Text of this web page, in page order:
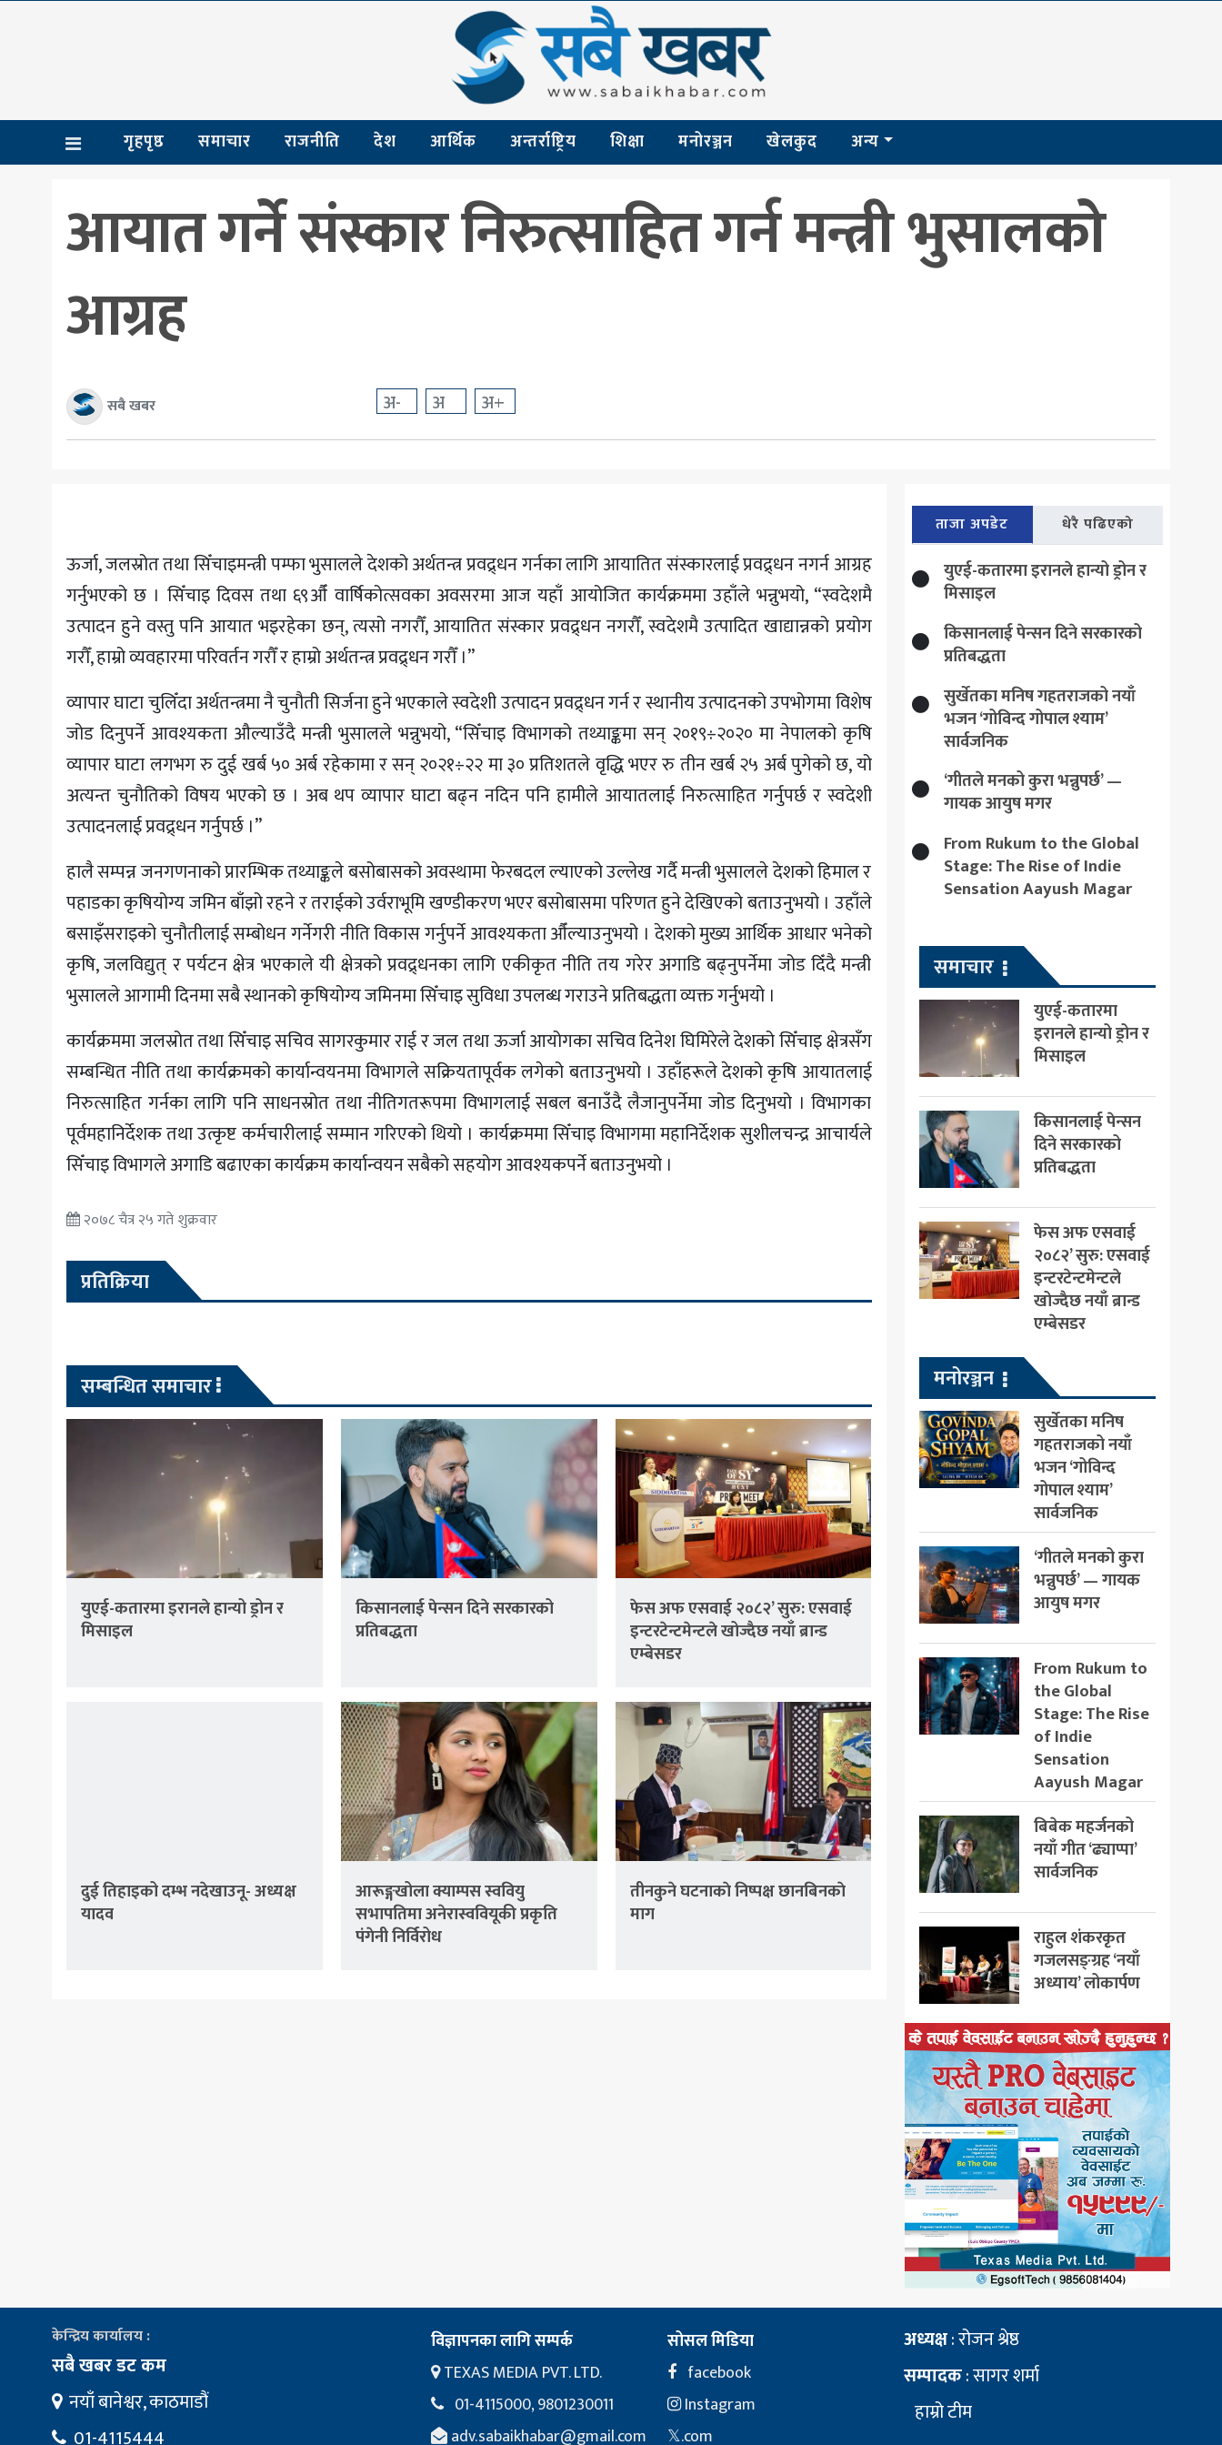
राजनीति
अन्तर्राष्ट्रिय
मनोरञ्जन
गृहपृष्ठ समाचार राजनीति देश आर्थिक अन्तर्राष्ट्रिय शिक्षा मनोरञ्जन खेलकुद अन्य
आयात गर्ने संस्कार निरुत्साहित गर्न मन्त्री भुसालको
आग्रह
सबै खबर अ- अ अ+
ऊर्जा, जलस्रोत तथा सिँचाइमन्त्री पम्फा भुसालले देशको अर्थतन्त्र प्रवद्र्धन गर्नका लागि आयातित संस्कारलाई प्रवद्र्धन नगर्न आग्रह
गर्नुभएको छ । सिँचाइ दिवस तथा ६९औँ वार्षिकोत्सवका अवसरमा आज यहाँ आयोजित कार्यक्रममा उहाँले भन्नुभयो, “स्वदेशमै
उत्पादन हुने वस्तु पनि आयात भइरहेका छन्, त्यसो नगरौँ, आयातित संस्कार प्रवद्र्धन नगरौँ, स्वदेशमै उत्पादित खाद्यान्नको प्रयोग
गरौँ, हाम्रो व्यवहारमा परिवर्तन गरौँ र हाम्रो अर्थतन्त्र प्रवद्र्धन गरौँ ।”
व्यापार घाटा चुलिँदा अर्थतन्त्रमा नै चुनौती सिर्जना हुने भएकाले स्वदेशी उत्पादन प्रवद्र्धन गर्न र स्थानीय उत्पादनको उपभोगमा विशेष
जोड दिनुपर्ने आवश्यकता औल्याउँदै मन्त्री भुसालले भन्नुभयो, “सिँचाइ विभागको तथ्याङ्कमा सन् २०१९÷२०२० मा नेपालको कृषि
व्यापार घाटा लगभग रु दुई खर्ब ५० अर्ब रहेकामा र सन् २०२१÷२२ मा ३० प्रतिशतले वृद्धि भएर रु तीन खर्ब २५ अर्ब पुगेको छ, यो
अत्यन्त चुनौतिको विषय भएको छ । अब थप व्यापार घाटा बढ्न नदिन पनि हामीले आयातलाई निरुत्साहित गर्नुपर्छ र स्वदेशी
उत्पादनलाई प्रवद्र्धन गर्नुपर्छ ।”
हालै सम्पन्न जनगणनाको प्रारम्भिक तथ्याङ्कले बसोबासको अवस्थामा फेरबदल ल्याएको उल्लेख गर्दै मन्त्री भुसालले देशको हिमाल र
पहाडका कृषियोग्य जमिन बाँझो रहने र तराईको उर्वराभूमि खण्डीकरण भएर बसोबासमा परिणत हुने देखिएको बताउनुभयो । उहाँले
बसाइँसराइको चुनौतीलाई सम्बोधन गर्नेगरी नीति विकास गर्नुपर्ने आवश्यकता औँल्याउनुभयो । देशको मुख्य आर्थिक आधार भनेको
कृषि, जलविद्युत् र पर्यटन क्षेत्र भएकाले यी क्षेत्रको प्रवद्र्धनका लागि एकीकृत नीति तय गरेर अगाडि बढ्नुपर्नेमा जोड दिँदै मन्त्री
भुसालले आगामी दिनमा सबै स्थानको कृषियोग्य जमिनमा सिँचाइ सुविधा उपलब्ध गराउने प्रतिबद्धता व्यक्त गर्नुभयो ।
कार्यक्रममा जलस्रोत तथा सिँचाइ सचिव सागरकुमार राई र जल तथा ऊर्जा आयोगका सचिव दिनेश घिमिरेले देशको सिँचाइ क्षेत्रसँग
सम्बन्धित नीति तथा कार्यक्रमको कार्यान्वयनमा विभागले सक्रियतापूर्वक लगेको बताउनुभयो । उहाँहरूले देशको कृषि आयातलाई
निरुत्साहित गर्नका लागि पनि साधनस्रोत तथा नीतिगतरूपमा विभागलाई सबल बनाउँदै लैजानुपर्नेमा जोड दिनुभयो । विभागका
पूर्वमहानिर्देशक तथा उत्कृष्ट कर्मचारीलाई सम्मान गरिएको थियो । कार्यक्रममा सिँचाइ विभागमा महानिर्देशक सुशीलचन्द्र आचार्यले
सिँचाइ विभागले अगाडि बढाएका कार्यक्रम कार्यान्वयन सबैको सहयोग आवश्यकपर्ने बताउनुभयो ।
२०७८ चैत्र २५ गते शुक्रवार
प्रतिक्रिया
सम्बन्धित समाचार
युएई-कतारमा इरानले हान्यो ड्रोन र
मिसाइल
किसानलाई पेन्सन दिने सरकारको
प्रतिबद्धता
फेस अफ एसवाई २०८२’ सुरु: एसवाई
इन्टरटेन्टमेन्टले खोज्दैछ नयाँ ब्रान्ड
एम्बेसडर
दुई तिहाइको दम्भ नदेखाउनू- अध्यक्ष
यादव
आरूङ्गखोला क्याम्पस स्ववियु
सभापतिमा अनेरास्ववियूकी प्रकृति
पंगेनी निर्विरोध
तीनकुने घटनाकाे निष्पक्ष छानबिनकाे
माग
ताजा अपडेट धेरै पढिएको
युएई-कतारमा इरानले हान्यो ड्रोन र
मिसाइल
किसानलाई पेन्सन दिने सरकारको
प्रतिबद्धता
सुर्खेतका मनिष गहतराजको नयाँ
भजन ‘गोविन्द गोपाल श्याम’
सार्वजनिक
‘गीतले मनको कुरा भन्नुपर्छ’ —
गायक आयुष मगर
From Rukum to the Global
Stage: The Rise of Indie
Sensation Aayush Magar
समाचार
युएई-कतारमा
इरानले हान्यो ड्रोन र
मिसाइल
किसानलाई पेन्सन
दिने सरकारको
प्रतिबद्धता
फेस अफ एसवाई
२०८२’ सुरु: एसवाई
इन्टरटेन्टमेन्टले
खोज्दैछ नयाँ ब्रान्ड
एम्बेसडर
मनोरञ्जन
सुर्खेतका मनिष
गहतराजको नयाँ
भजन ‘गोविन्द
गोपाल श्याम’
सार्वजनिक
‘गीतले मनको कुरा
भन्नुपर्छ’ — गायक
आयुष मगर
From Rukum to
the Global
Stage: The Rise
of Indie
Sensation
Aayush Magar
बिबेक महर्जनको
नयाँ गीत ‘ढ्याप्पा’
सार्वजनिक
राहुल शंकरकृत
गजलसङ्ग्रह ‘नयाँ
अध्याय’ लोकार्पण
केन्द्रिय कार्यालय :
सबै खबर डट कम
नयाँ बानेश्वर, काठमाडौं
विज्ञापनका लागि सम्पर्क
TEXAS MEDIA PVT. LTD.
01-4115000, 9801230011
adv.sabaikhabar@gmail.com
सोसल मिडिया
facebook
Instagram
𝕏.com
अध्यक्ष: रोजन श्रेष्ठ
सम्पादक: सागर शर्मा
हाम्रो टीम